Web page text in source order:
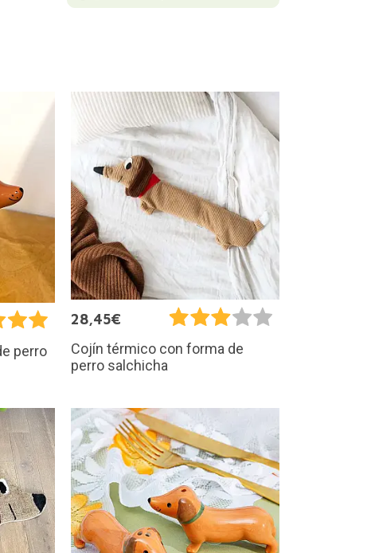
perro
28,45€
Cojín térmico con forma de
perro salchicha